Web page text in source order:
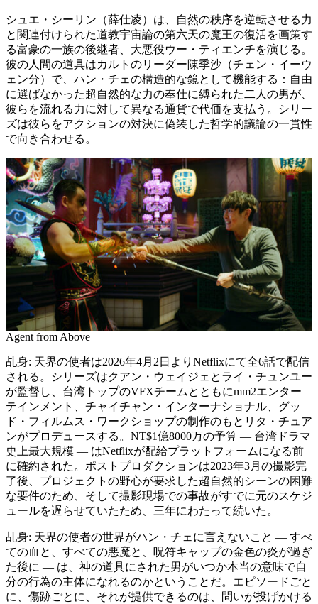
シュエ・シーリン（薛仕凌）は、自然の秩序を逆転させる力
と関連付けられた道教宇宙論の第六天の魔王の復活を画策す
る富豪の一族の後継者、大悪役ウー・ティエンチを演じる。
彼の人間の道具はカルトのリーダー陳季沙（チェン・イーウ
ェン分）で、ハン・チェの構造的な鏡として機能する：自由
に選ばなかった超自然的な力の奉仕に縛られた二人の男が、
彼らを流れる力に対して異なる通貨で代価を支払う。シリー
ズは彼らをアクションの対決に偽装した哲学的議論の一貫性
で向き合わせる。
Agent from Above
乩身: 天界の使者は2026年4月2日よりNetflixにて全6話で配信
される。シリーズはクアン・ウェイジェとライ・チュンユー
が監督し、台湾トップのVFXチームとともにmm2エンター
テインメント、チャイチャン・インターナショナル、グッ
ド・フィルムス・ワークショップの制作のもとリタ・チュア
ンがプロデュースする。NT$1億8000万の予算 ― 台湾ドラマ
史上最大規模 ― はNetflixが配給プラットフォームになる前
に確約された。ポストプロダクションは2023年3月の撮影完
了後、プロジェクトの野心が要求した超自然的シーンの困難
な要件のため、そして撮影現場での事故がすでに元のスケジ
ュールを遅らせていたため、三年にわたって続いた。
乩身: 天界の使者の世界がハン・チェに言えないこと ― すべ
ての血と、すべての悪魔と、呪符キャップの金色の炎が過ぎ
た後に ― は、神の道具にされた男がいつか本当の意味で自
分の行為の主体になれるのかということだ。エピソードごと
に、傷跡ごとに、それが提供できるのは、問いが投げかける